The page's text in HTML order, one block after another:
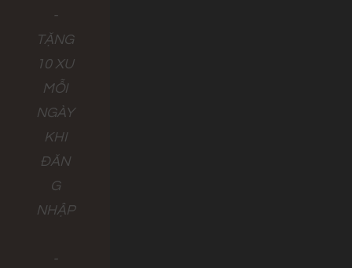
-
TẶNG
10 XU
MỖI
NGÀY
KHI
ĐĂN
G
NHẬP
-